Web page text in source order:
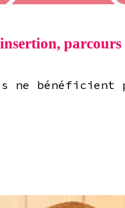
parcours
ne